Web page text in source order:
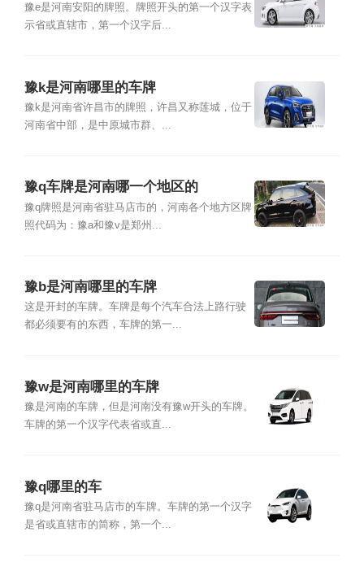
豫e是河南安阳的牌照。牌照开头的第一个汉字表
示省或直辖市，第一个汉字后...
豫k是河南哪里的车牌
豫k是河南省许昌市的牌照，许昌又称莲城，位于
河南省中部，是中原城市群、...
豫q车牌是河南哪一个地区的
豫q牌照是河南省驻马店市的，河南各个地方区牌
照代码为：豫a和豫v是郑州...
豫b是河南哪里的车牌
这是开封的车牌。车牌是每个汽车合法上路行驶
都必须要有的东西，车牌的第一...
豫w是河南哪里的车牌
豫是河南的车牌，但是河南没有豫w开头的车牌。
车牌的第一个汉字代表省或直...
豫q哪里的车
豫q是河南省驻马店市的车牌。车牌的第一个汉字
是省或直辖市的简称，第一个...